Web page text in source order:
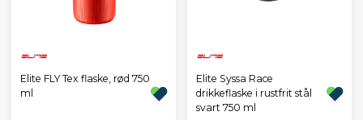
Elite FLY Tex flaske, rød 750
ml
Elite Syssa Race
drikkeflaske i rustfrit stål
svart 750 ml